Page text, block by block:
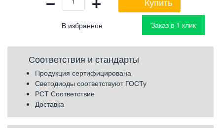
Заказ в 1 клик
Соответствия и стандарты
Продукция сертифицирована
Светодиоды соответствуют ГОСТу
РСТ Соответствие
Доставка